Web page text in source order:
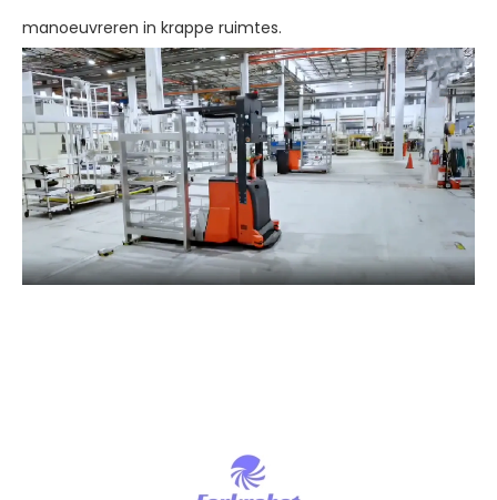
manoeuvreren in krappe ruimtes.